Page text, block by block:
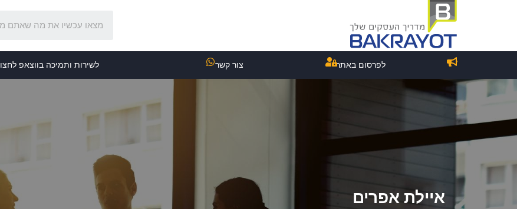
לפרסום באתר צור קשר לשירות ותמיכה בווצאפ לחצו
איילת אפרים